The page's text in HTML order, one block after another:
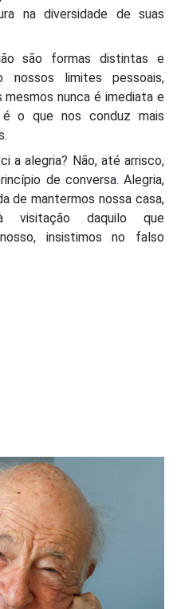
na diversidade de suas
são formas distintas e
nossos limites pessoais,
mesmos nunca é imediata e
o que nos conduz mais
a alegria? Não, até arrisco,
de conversa. Alegria,
de mantermos nossa casa,
visitação daquilo que
insistimos no falso